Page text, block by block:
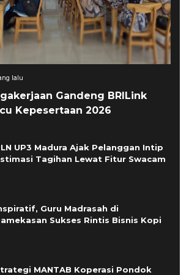
lalu
Gandeng BRILink
Kepesertaan 2026
UP3 Madura Ajak Pelanggan Intip
Tagihan Lewat Fitur Swacam
Guru Madrasah di
Sukses Rintis Bisnis Kopi
MANTAB Koperasi Pondok